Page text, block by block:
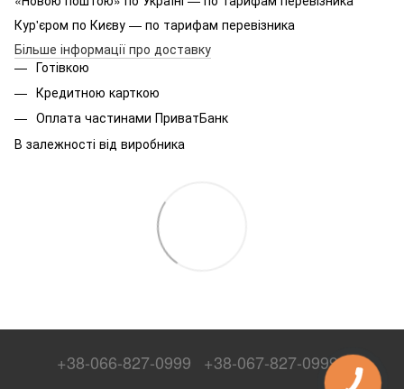
Кур'єром по Києву — по тарифам перевізника
Більше інформації про доставку
Готівкою
Кредитною карткою
Оплата частинами ПриватБанк
В залежності від виробника
+38-066-827-0999 +38-067-827-0999